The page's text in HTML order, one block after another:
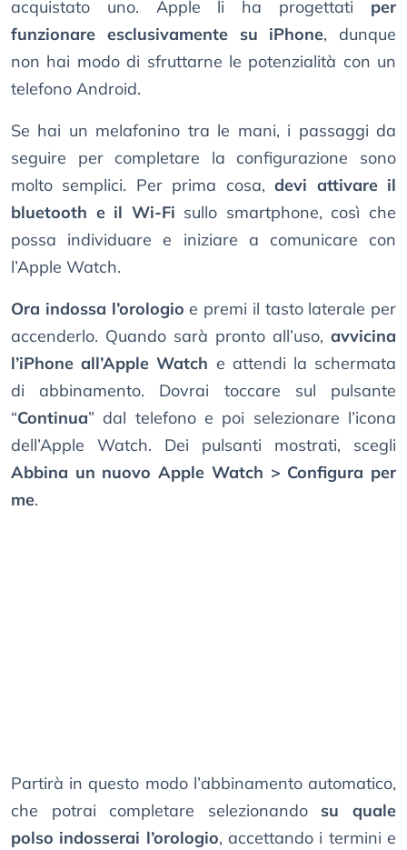
acquistato uno. Apple li ha progettati per
funzionare esclusivamente su iPhone, dunque
non hai modo di sfruttarne le potenzialità con un
telefono Android.
Se hai un melafonino tra le mani, i passaggi da
seguire per completare la configurazione sono
molto semplici. Per prima cosa,devi attivare il
bluetooth e il Wi-Fi sullo smartphone, così che
possa individuare e iniziare a comunicare con
l’Apple Watch.
Ora indossa l’orologio e premi il tasto laterale per
accenderlo. Quando sarà pronto all’uso, avvicina
l’iPhone all’Apple Watch e attendi la schermata
di abbinamento. Dovrai toccare sul pulsante
“Continua” dal telefono e poi selezionare l’icona
dell’Apple Watch. Dei pulsanti mostrati, scegli
Abbina un nuovo Apple Watch > Configura per
me.
Partirà in questo modo l’abbinamento automatico,
che potrai completare selezionando su quale
polso indosserai l’orologio, accettando i termini e